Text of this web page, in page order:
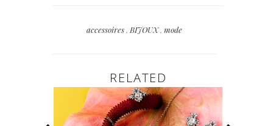
accessoires, BIJOUX, mode
RELATED